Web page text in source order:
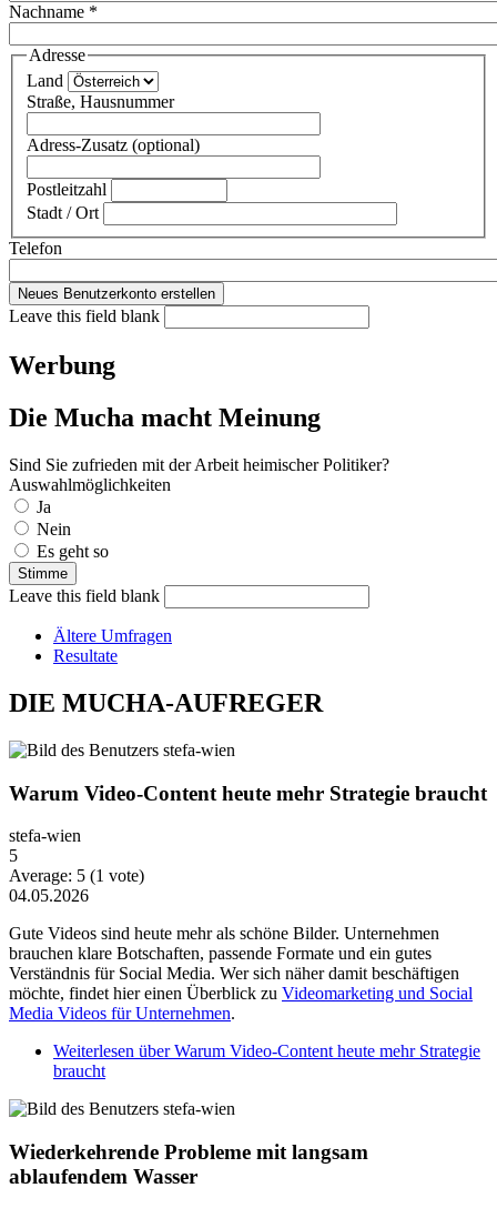
Nachname *
Adresse
Land
Straße, Hausnummer
Adress-Zusatz (optional)
Postleitzahl
Stadt / Ort
Telefon
Leave this field blank
Werbung
Die Mucha macht Meinung
Sind Sie zufrieden mit der Arbeit heimischer Politiker?
Auswahlmöglichkeiten
Ja
Nein
Es geht so
Leave this field blank
Ältere Umfragen
Resultate
DIE MUCHA-AUFREGER
Warum Video-Content heute mehr Strategie braucht
stefa-wien
5
Average: 5 (1 vote)
04.05.2026
Gute Videos sind heute mehr als schöne Bilder. Unternehmen
brauchen klare Botschaften, passende Formate und ein gutes
Verständnis für Social Media. Wer sich näher damit beschäftigen
möchte, findet hier einen Überblick zu Videomarketing und Social
Media Videos für Unternehmen.
Weiterlesen über Warum Video-Content heute mehr Strategie
braucht
Wiederkehrende Probleme mit langsam
ablaufendem Wasser